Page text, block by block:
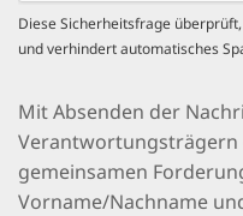
Diese Sicherheitsfrage
und verhindert automatisches
Datenschutzhinweis
Mit Absenden der
Verantwortungsträgern
gemeinsamen
Vorname/Nachname